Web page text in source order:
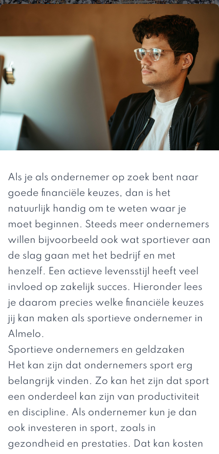
Als je als ondernemer op zoek bent naar
goede financiële keuzes, dan is het
natuurlijk handig om te weten waar je
moet beginnen. Steeds meer ondernemers
willen bijvoorbeeld ook wat sportiever aan
de slag gaan met het bedrijf en met
henzelf. Een actieve levensstijl heeft veel
invloed op zakelijk succes. Hieronder lees
je daarom precies welke financiële keuzes
jij kan maken als sportieve ondernemer in
Almelo.
Sportieve ondernemers en geldzaken
Het kan zijn dat ondernemers sport erg
belangrijk vinden. Zo kan het zijn dat sport
een onderdeel kan zijn van productiviteit
en discipline. Als ondernemer kun je dan
ook investeren in sport, zoals in
gezondheid en prestaties. Dat kan kosten